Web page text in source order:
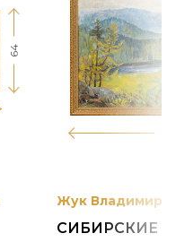
64
Жук Владимир
СИБИРСКИЕ